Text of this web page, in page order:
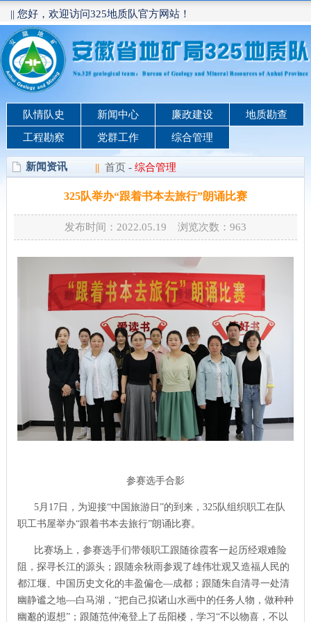
|| 您好，欢迎访问325地质队官方网站！
队情队史 新闻中心 廉政建设 地质勘查
工程勘察 党群工作 综合管理
新闻资讯 || 首页 - 综合管理
325队举办“跟着书本去旅行”朗诵比赛
发布时间：2022.05.19 浏览次数： 963
参赛选手合影
5月17日，为迎接“中国旅游日”的到来，325队组织职工在队
职工书屋举办“跟着书本去旅行”朗诵比赛。
比赛场上，参赛选手们带领职工跟随徐霞客一起历经艰难险
阻，探寻长江的源头；跟随余秋雨参观了雄伟壮观又造福人民的
都江堰、中国历史文化的丰盈偏仓—成都；跟随朱自清寻一处清
幽静谧之地—白马湖，“把自己拟诸山水画中的任务人物，做种种
幽邈的遐想”；跟随范仲淹登上了岳阳楼，学习“不以物喜，不以